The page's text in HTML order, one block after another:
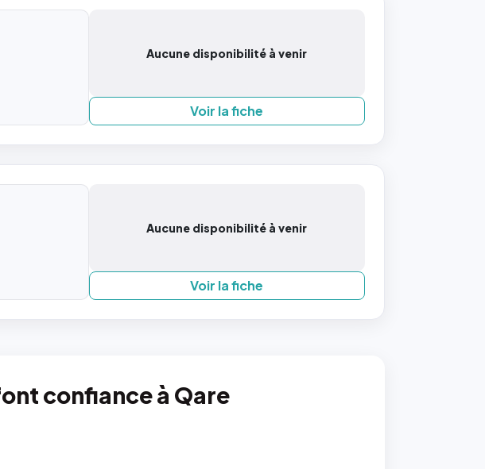
Aucune disponibilité à venir
Voir la fiche
Aucune disponibilité à venir
Voir la fiche
confiance à Qare